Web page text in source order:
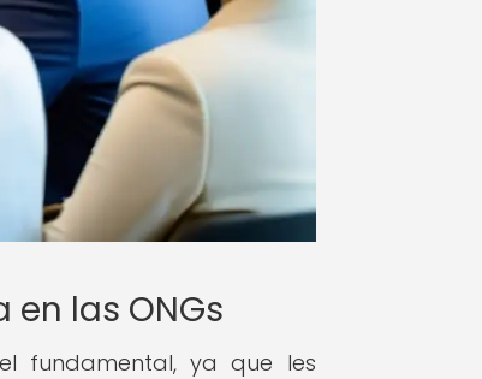
las ONGs
fundamental, ya que les